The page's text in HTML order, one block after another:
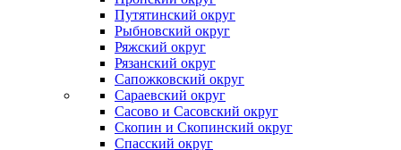
Путятинский округ
Рыбновский округ
Ряжский округ
Рязанский округ
Сапожковский округ
Сараевский округ
Сасово и Сасовский округ
Скопин и Скопинский округ
Спасский округ